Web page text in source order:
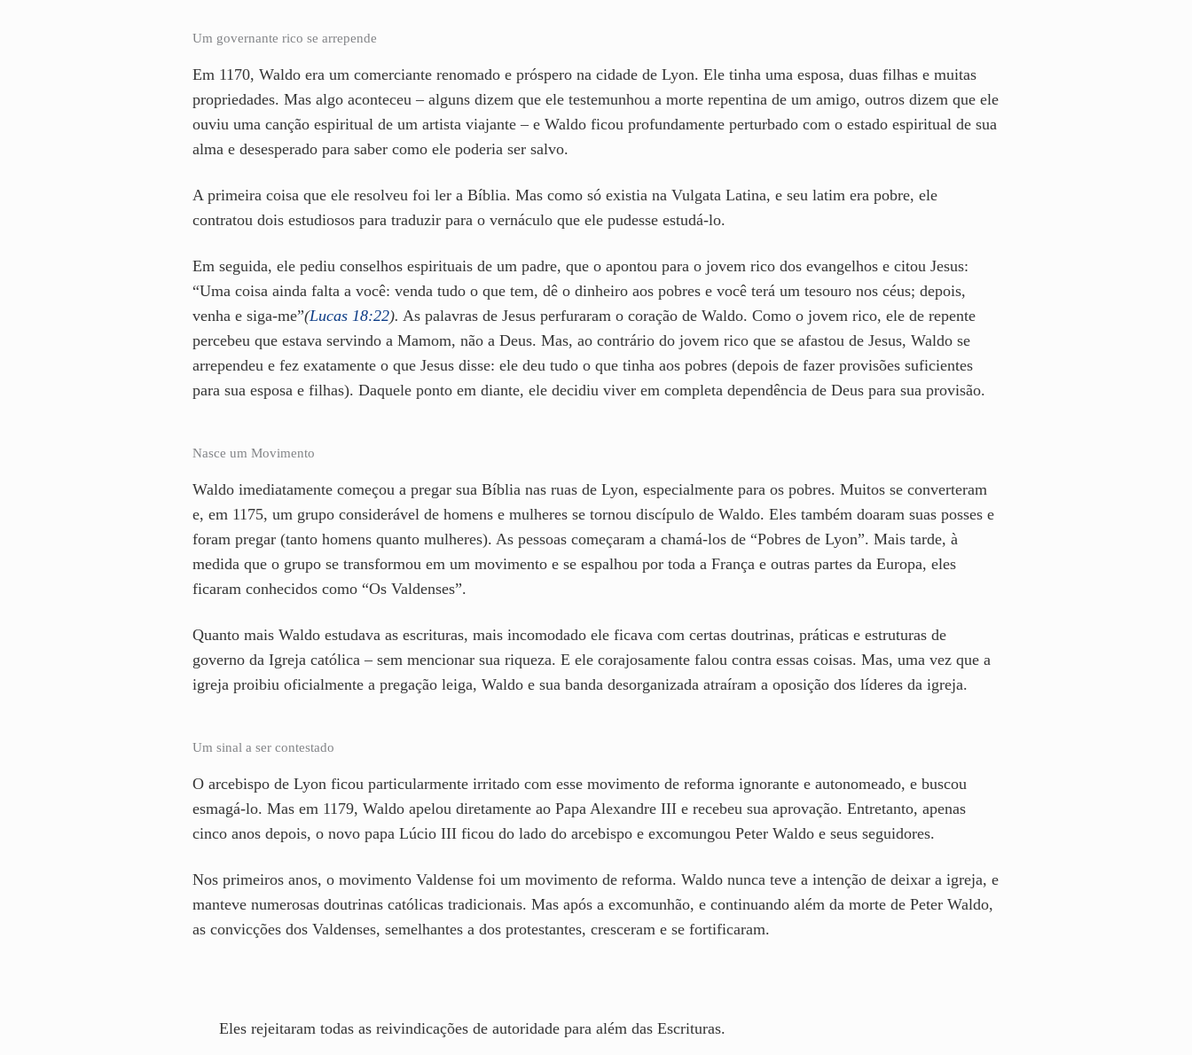
Um governante rico se arrepende
Em 1170, Waldo era um comerciante renomado e próspero na cidade de Lyon. Ele tinha uma esposa, duas filhas e muitas
propriedades. Mas algo aconteceu – alguns dizem que ele testemunhou a morte repentina de um amigo, outros dizem que ele
ouviu uma canção espiritual de um artista viajante – e Waldo ficou profundamente perturbado com o estado espiritual de sua
alma e desesperado para saber como ele poderia ser salvo.
A primeira coisa que ele resolveu foi ler a Bíblia. Mas como só existia na Vulgata Latina, e seu latim era pobre, ele
contratou dois estudiosos para traduzir para o vernáculo que ele pudesse estudá-lo.
Em seguida, ele pediu conselhos espirituais de um padre, que o apontou para o jovem rico dos evangelhos e citou Jesus:
“Uma coisa ainda falta a você: venda tudo o que tem, dê o dinheiro aos pobres e você terá um tesouro nos céus; depois,
venha e siga-me”(Lucas 18:22). As palavras de Jesus perfuraram o coração de Waldo. Como o jovem rico, ele de repente
percebeu que estava servindo a Mamom, não a Deus. Mas, ao contrário do jovem rico que se afastou de Jesus, Waldo se
arrependeu e fez exatamente o que Jesus disse: ele deu tudo o que tinha aos pobres (depois de fazer provisões suficientes
para sua esposa e filhas). Daquele ponto em diante, ele decidiu viver em completa dependência de Deus para sua provisão.
Nasce um Movimento
Waldo imediatamente começou a pregar sua Bíblia nas ruas de Lyon, especialmente para os pobres. Muitos se converteram
e, em 1175, um grupo considerável de homens e mulheres se tornou discípulo de Waldo. Eles também doaram suas posses e
foram pregar (tanto homens quanto mulheres). As pessoas começaram a chamá-los de “Pobres de Lyon”. Mais tarde, à
medida que o grupo se transformou em um movimento e se espalhou por toda a França e outras partes da Europa, eles
ficaram conhecidos como “Os Valdenses”.
Quanto mais Waldo estudava as escrituras, mais incomodado ele ficava com certas doutrinas, práticas e estruturas de
governo da Igreja católica – sem mencionar sua riqueza. E ele corajosamente falou contra essas coisas. Mas, uma vez que a
igreja proibiu oficialmente a pregação leiga, Waldo e sua banda desorganizada atraíram a oposição dos líderes da igreja.
Um sinal a ser contestado
O arcebispo de Lyon ficou particularmente irritado com esse movimento de reforma ignorante e autonomeado, e buscou
esmagá-lo. Mas em 1179, Waldo apelou diretamente ao Papa Alexandre III e recebeu sua aprovação. Entretanto, apenas
cinco anos depois, o novo papa Lúcio III ficou do lado do arcebispo e excomungou Peter Waldo e seus seguidores.
Nos primeiros anos, o movimento Valdense foi um movimento de reforma. Waldo nunca teve a intenção de deixar a igreja, e
manteve numerosas doutrinas católicas tradicionais. Mas após a excomunhão, e continuando além da morte de Peter Waldo,
as convicções dos Valdenses, semelhantes a dos protestantes, cresceram e se fortificaram.
Eles rejeitaram todas as reivindicações de autoridade para além das Escrituras.